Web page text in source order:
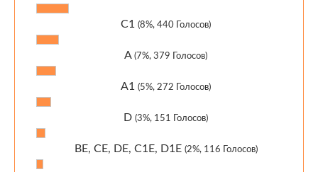
C1 (8%, 440 Голосов)
A (7%, 379 Голосов)
A1 (5%, 272 Голосов)
D (3%, 151 Голосов)
BE, CE, DE, C1E, D1E (2%, 116 Голосов)